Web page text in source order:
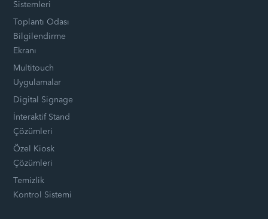
Sistemleri
Toplantı Odası
Bilgilendirme
Ekranı
Multitouch
Uygulamalar
Digital Signage
İnteraktif Stand
Çözümleri
Özel Kiosk
Çözümleri
Temizlik
Kontrol Sistemi